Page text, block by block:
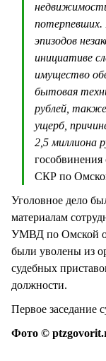
потерпевших.
эпизодов
инициативе
имущество
бытовая
рублей,
ущерб,
2,5 миллиона
СКР по
Уголовное дело
материалам
УМВД по Омской
были уволены из
судебных
должности.
Первое заседание
Фото ©